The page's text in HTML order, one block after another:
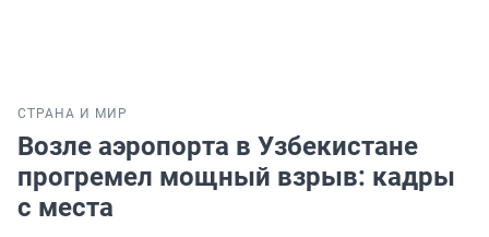
СТРАНА И МИР
Возле аэропорта в Узбекистане
прогремел мощный взрыв: кадры
с места